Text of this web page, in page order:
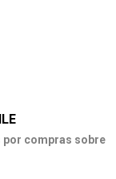
por compras sobre